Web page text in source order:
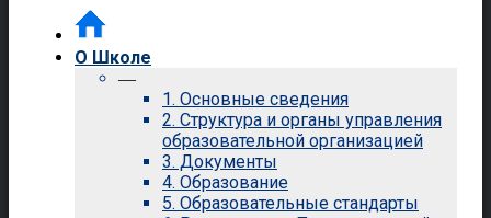
О Школе
—
1. Основные сведения
2. Структура и органы управления
образовательной организацией
3. Документы
4. Образование
5. Образовательные стандарты